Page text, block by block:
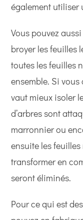
également utiliser
Vous pouvez
broyer les feuilles
toutes les feuilles
ensemble. Si
vaut mieux isoler
d’arbres sont
marronnier ou
ensuite les
transformer en
seront éliminés.
Pour ce qui est